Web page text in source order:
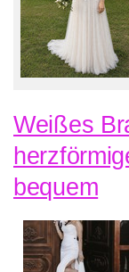
Weißes
bequem